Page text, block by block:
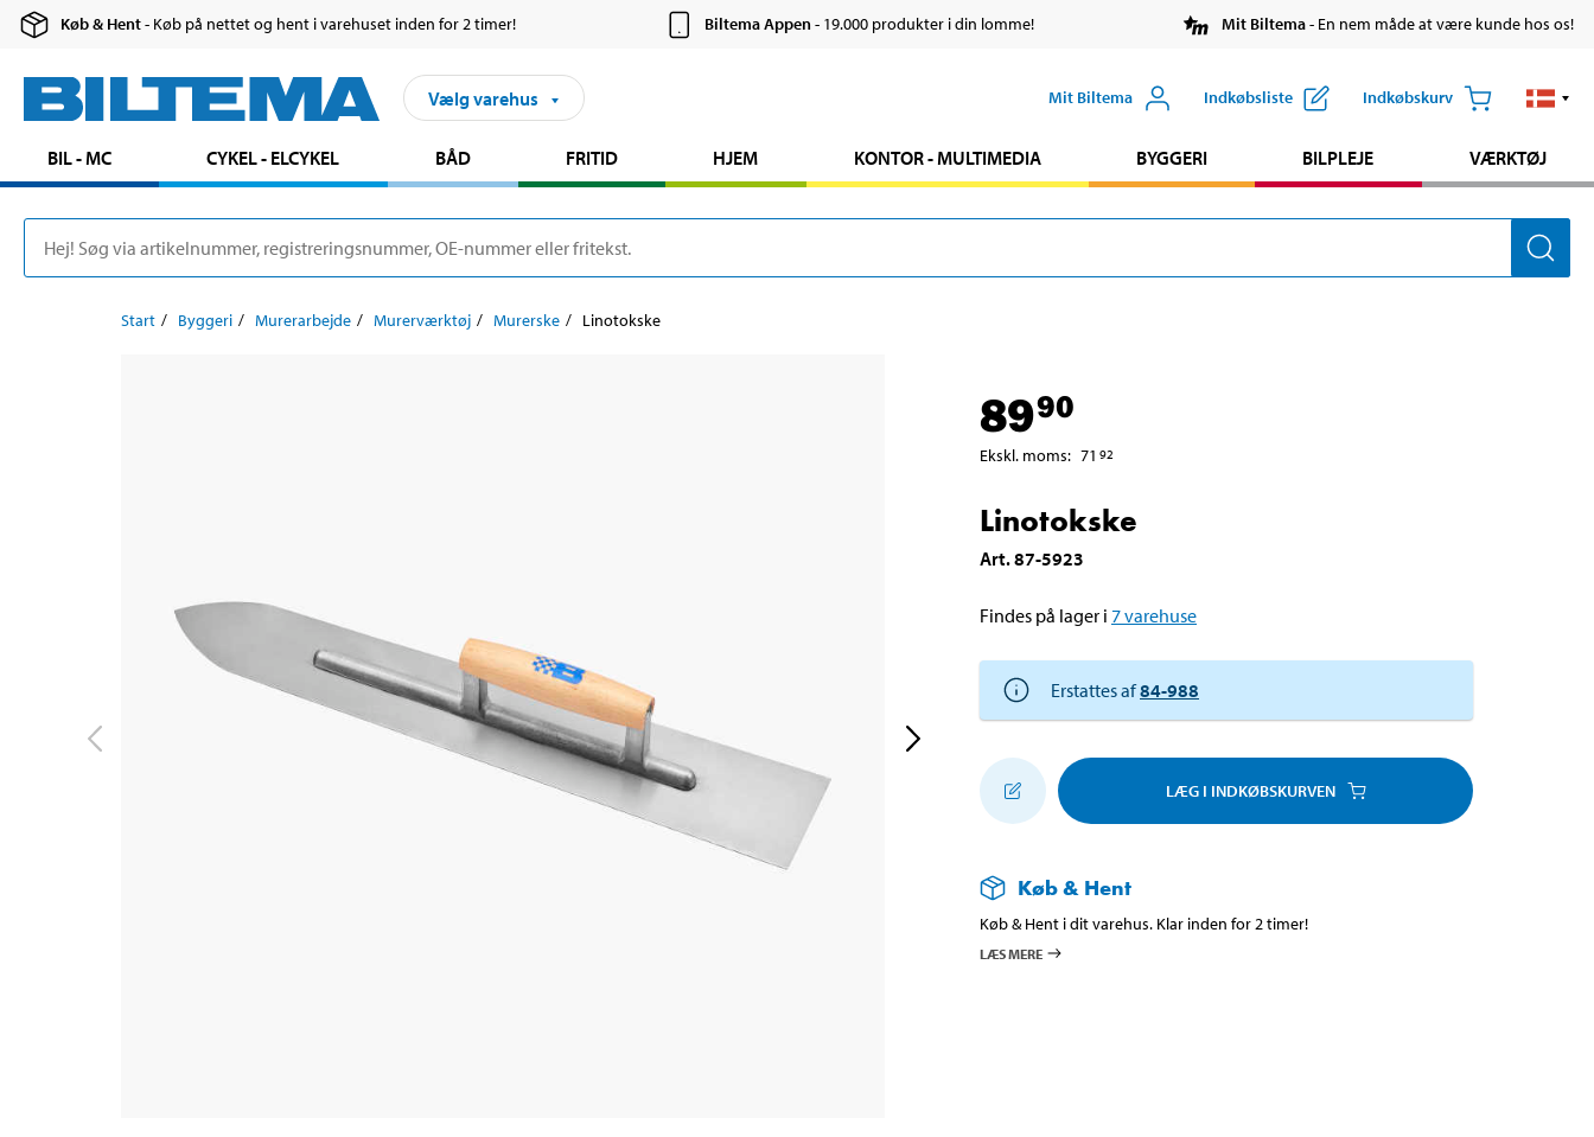
Køb & Hent- Køb på nettet og hent i varehuset inden for 2 timer! Biltema Appen- 19.000 produkter i din lomme! Mit Biltema- En nem måde at være kunde hos os!
Vælg varehus Mit Biltema Indkøbsliste Indkøbskurv
BIL - MC CYKEL - ELCYKEL BÅD FRITID HJEM KONTOR - MULTIMEDIA BYGGERI BILPLEJE VÆRKTØJ
Start Byggeri Murerarbejde Murerværktøj Murerske Linotokske
8990
Ekskl. moms: 71 92
Linotokske
Art.87-5923
Findes på lager i 7varehuse
Erstattes af84-988
LÆG I INDKØBSKURVEN
Køb & Hent
Køb & Hent i dit varehus. Klar inden for 2 timer!
LÆS MERE